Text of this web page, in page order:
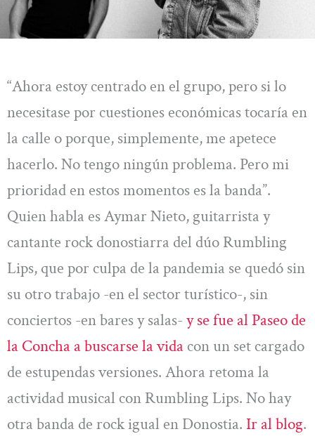
“Ahora estoy centrado en el grupo, pero si lo
necesitase por cuestiones económicas tocaría en
la calle o porque, simplemente, me apetece
hacerlo. No tengo ningún problema. Pero mi
prioridad en estos momentos es la banda”.
Quien habla es Aymar Nieto, guitarrista y
cantante rock donostiarra del dúo Rumbling
Lips, que por culpa de la pandemia se quedó sin
su otro trabajo -en el sector turístico-, sin
conciertos -en bares y salas- y se fue al Paseo de
la Concha a buscarse la vida con un set cargado
de estupendas versiones. Ahora retoma la
actividad musical con Rumbling Lips. No hay
otra banda de rock igual en Donostia. Ir al blog.